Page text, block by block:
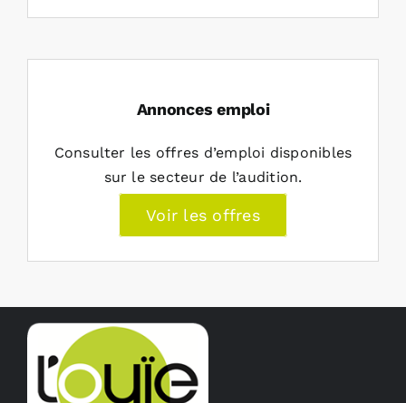
Annonces emploi
Consulter les offres d’emploi disponibles
sur le secteur de l’audition.
Voir les offres